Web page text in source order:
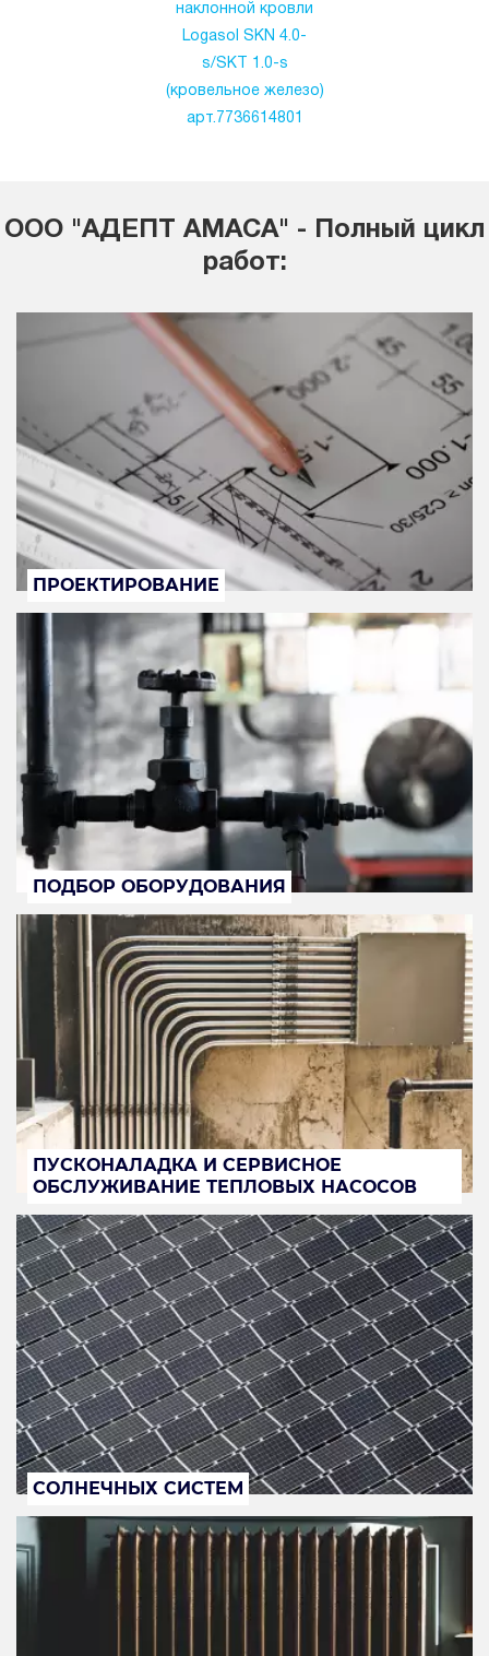
наклонной кровли
Logasol SKN 4.0-
s/SKT 1.0-s
(кровельное железо)
арт.7736614801
ООО "АДЕПТ АМАСА" - Полный цикл
работ:
ПРОЕКТИРОВАНИЕ
ПОДБОР ОБОРУДОВАНИЯ
ПУСКОНАЛАДКА И СЕРВИСНОЕ
ОБСЛУЖИВАНИЕ ТЕПЛОВЫХ НАСОСОВ
СОЛНЕЧНЫХ СИСТЕМ